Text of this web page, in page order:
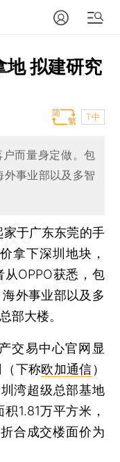
地 拟建研究
T中
而量身定做。包
事业部以及多智
家于广东东莞的手
拿下深圳地块，
OPPO获悉，包
外事业部以及多
部大楼。
易中心官网显
下称欧加通信）
湾超级总部基地
1.81万平方米，
合成交楼面价为